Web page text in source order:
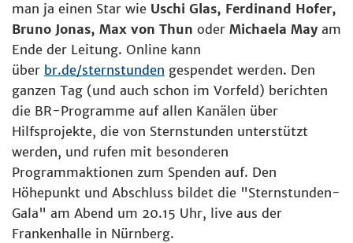
man ja einen Star wie Uschi Glas, Ferdinand Hofer,
Bruno Jonas, Max von Thun oder Michaela Mayam
Ende der Leitung. Online kann
über br.de/sternstunden gespendet werden. Den
ganzen Tag (und auch schon im Vorfeld) berichten
die BR-Programme auf allen Kanälen über
Hilfsprojekte, die von Sternstunden unterstützt
werden, und rufen mit besonderen
Programmaktionen zum Spenden auf. Den
Höhepunkt und Abschluss bildet die "Sternstunden-
Gala" am Abend um 20.15 Uhr, live aus der
Frankenhalle in Nürnberg.